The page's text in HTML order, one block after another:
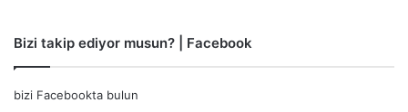
Bizi takip ediyor musun? | Facebook
bizi Facebookta bulun